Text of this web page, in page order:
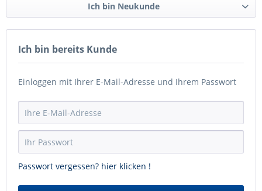
Ich bin Neukunde
Ich bin bereits Kunde
Einloggen mit Ihrer E-Mail-Adresse und Ihrem Passwort
Passwort vergessen? hier klicken !